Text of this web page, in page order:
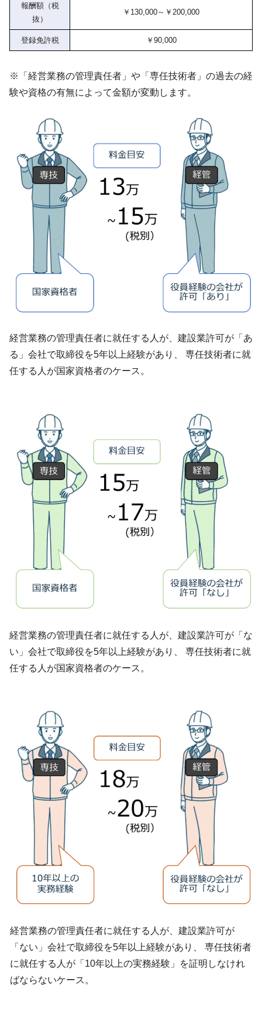
報酬額（税
抜）
￥130,000～￥200,000
登録免許税 ￥90,000
※「経営業務の管理責任者」や「専任技術者」の過去の経
験や資格の有無によって金額が変動します。
経営業務の管理責任者に就任する人が、建設業許可が「あ
る」会社で取締役を5年以上経験があり、 専任技術者に就
任する人が国家資格者のケース。
経営業務の管理責任者に就任する人が、建設業許可が「な
い」会社で取締役を5年以上経験があり、 専任技術者に就
任する人が国家資格者のケース。
経営業務の管理責任者に就任する人が、建設業許可が
「ない」会社で取締役を5年以上経験があり、 専任技術者
に就任する人が「10年以上の実務経験」を証明しなけれ
ばならないケース。